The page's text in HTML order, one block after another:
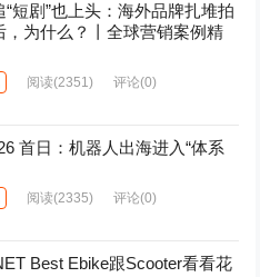
“短剧”也上头：海外品牌扎堆拍
，为什么？丨全球营销案例精
阅读(2351) 评论(0)
首日：机器人出海进入“体系
阅读(2335) 评论(0)
Best Ebike跟Scooter看看花